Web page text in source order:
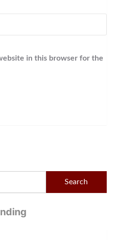
in this browser for the
Search